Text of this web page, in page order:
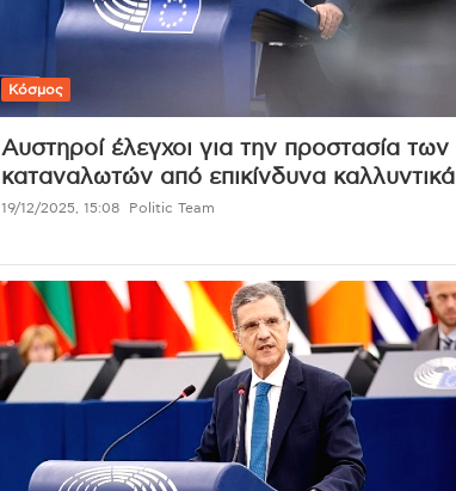
Κόσμος
Αυστηροί έλεγχοι για την προστασία των
καταναλωτών από επικίνδυνα καλλυντικά
19/12/2025, 15:08 Politic Team